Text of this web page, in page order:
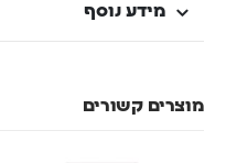
מידע נוסף
מוצרים קשורים